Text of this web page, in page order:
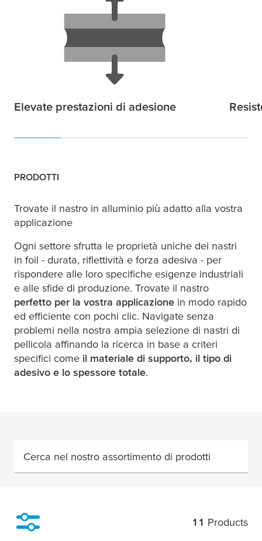
Elevate prestazioni di adesione
PRODOTTI
Trovate il nastro in alluminio più adatto alla vostra
applicazione
Ogni settore sfrutta le proprietà uniche dei nastri
in foil - durata, riflettività e forza adesiva - per
rispondere alle loro specifiche esigenze industriali
e alle sfide di produzione. Trovate il nastro
perfetto per la vostra applicazione in modo rapido
ed efficiente con pochi clic. Navigate senza
problemi nella nostra ampia selezione di nastri di
pellicola affinando la ricerca in base a criteri
specifici come il materiale di supporto, il tipo di
adesivo e lo spessore totale.
Cerca nel nostro assortimento di prodotti
11 Products